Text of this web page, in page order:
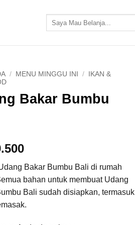
untuk:
/ MENU MINGGU INI /
IKAN &
Bakar Bumbu
Bakar Bumbu Bali di rumah
bahan untuk membuat Udang
Bali sudah disiapkan, termasuk